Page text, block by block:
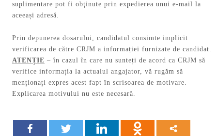
suplimentare pot fi obţinute prin expedierea unui e-mail la
aceeași adresă.
Prin depunerea dosarului, candidatul consimte implicit
verificarea de către CRJM a informației furnizate de candidat.
ATENȚIE – în cazul în care nu sunteți de acord ca CRJM să
verifice informația la actualul angajator, vă rugăm să
menționați expres acest fapt în scrisoarea de motivare.
Explicarea motivului nu este necesară.